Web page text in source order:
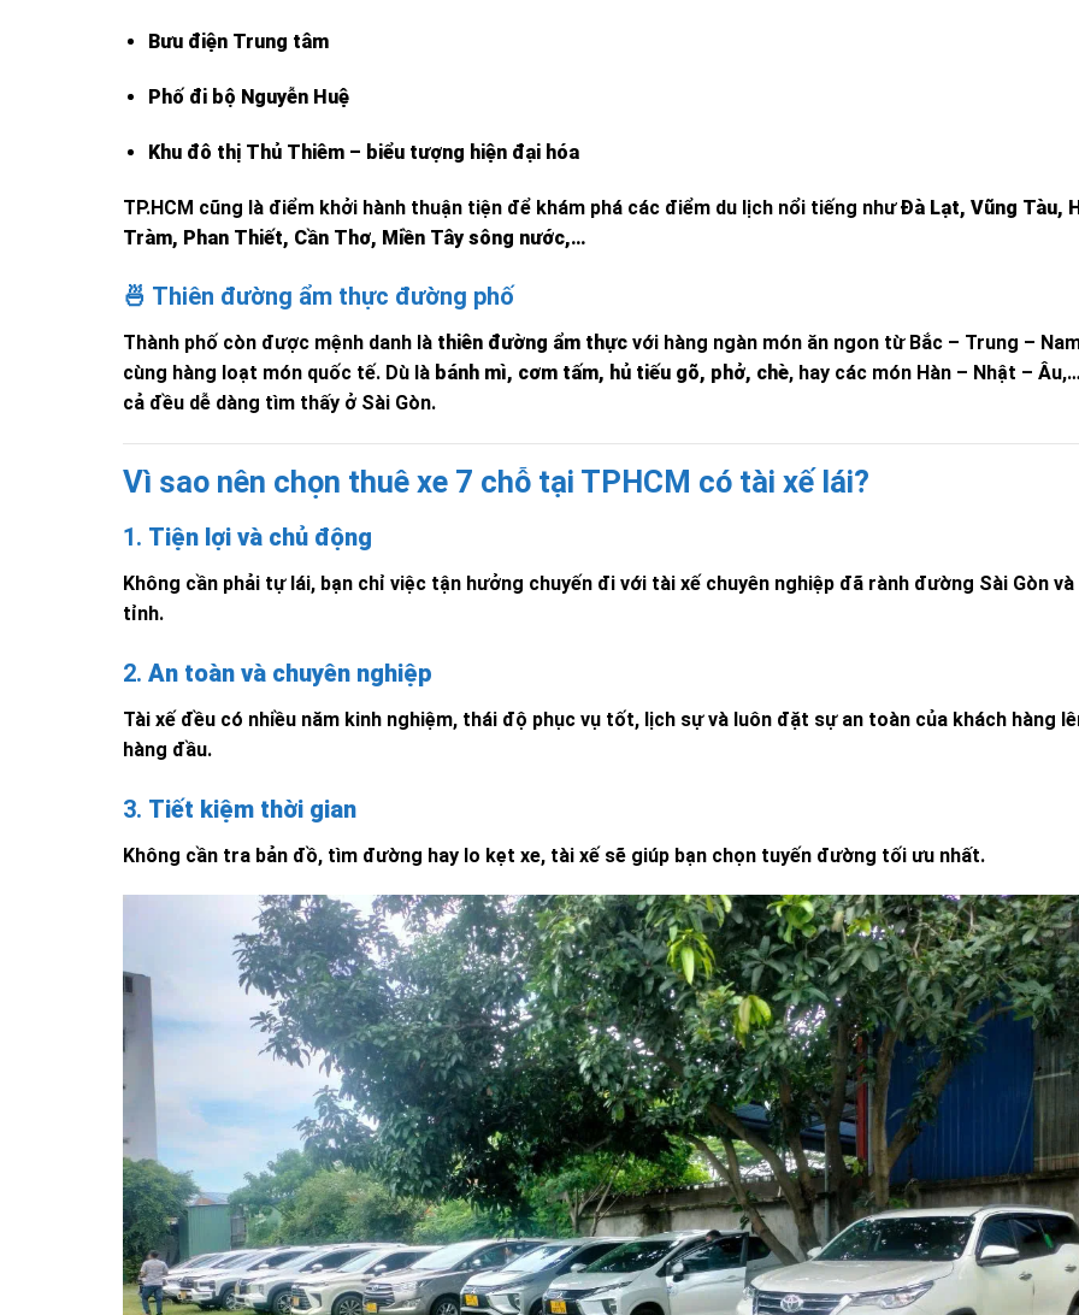
Bưu điện Trung tâm
Phố đi bộ Nguyễn Huệ
Khu đô thị Thủ Thiêm – biểu tượng hiện đại hóa
TP.HCM cũng là điểm khởi hành thuận tiện để khám phá các điểm du lịch nổi tiếng nhưĐà Lạt, Vũng Tàu,
Tràm, Phan Thiết, Cần Thơ, Miền Tây sông nước,…
🍜 Thiên đường ẩm thực đường phố
Thành phố còn được mệnh danh là thiên đường ẩm thực với hàng ngàn món ăn ngon từ Bắc – Trung –
cùng hàng loạt món quốc tế. Dù là bánh mì, cơm tấm, hủ tiếu gõ, phở, chè, hay các món Hàn – Nhật –
cả đều dễ dàng tìm thấy ở Sài Gòn.
Vì sao nên chọn thuê xe 7 chỗ tại TPHCM có tài xế lái?
1. Tiện lợi và chủ động
Không cần phải tự lái, bạn chỉ việc tận hưởng chuyến đi với tài xế chuyên nghiệp đã rành đường Sài Gòn
tỉnh.
2. An toàn và chuyên nghiệp
Tài xế đều có nhiều năm kinh nghiệm, thái độ phục vụ tốt, lịch sự và luôn đặt sự an toàn của khách hàng
hàng đầu.
3. Tiết kiệm thời gian
Không cần tra bản đồ, tìm đường hay lo kẹt xe, tài xế sẽ giúp bạn chọn tuyến đường tối ưu nhất.